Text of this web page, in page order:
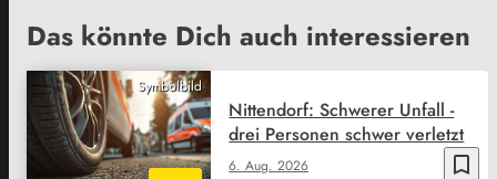
Das könnte Dich auch interessieren
Symbolbild
bookmark_border
6. Aug. 2026
Nittendorf: Schwerer Unfall -
drei Personen schwer verletzt